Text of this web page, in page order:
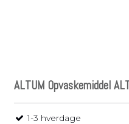
ALTUM Opvaskemiddel
1-3 hverdage